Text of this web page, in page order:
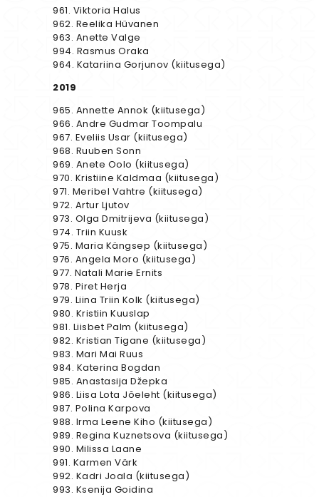
961. Viktoria Halus
962. Reelika Hüvanen
963. Anette Valge
994. Rasmus Oraka
964. Katariina Gorjunov (kiitusega)
2019
965. Annette Annok (kiitusega)
966. Andre Gudmar Toompalu
967. Eveliis Usar (kiitusega)
968. Ruuben Sonn
969. Anete Oolo (kiitusega)
970. Kristiine Kaldmaa (kiitusega)
971. Meribel Vahtre (kiitusega)
972. Artur Ljutov
973. Olga Dmitrijeva (kiitusega)
974. Triin Kuusk
975. Maria Kängsep (kiitusega)
976. Angela Moro (kiitusega)
977. Natali Marie Ernits
978. Piret Herja
979. Liina Triin Kolk (kiitusega)
980. Kristiin Kuuslap
981. Liisbet Palm (kiitusega)
982. Kristian Tigane (kiitusega)
983. Mari Mai Ruus
984. Katerina Bogdan
985. Anastasija Džepka
986. Liisa Lota Jõeleht (kiitusega)
987. Polina Karpova
988. Irma Leene Kiho (kiitusega)
989. Regina Kuznetsova (kiitusega)
990. Milissa Laane
991. Karmen Värk
992. Kadri Joala (kiitusega)
993. Ksenija Goidina